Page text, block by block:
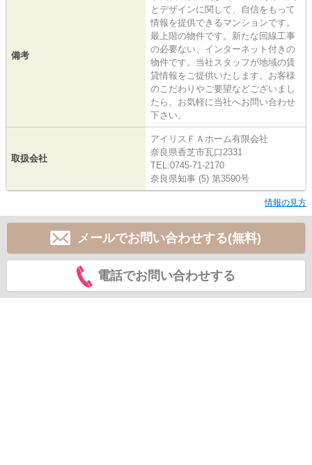
備考
とデザインに関して、自信をもって
情報を提供できるマンションです。
最上階の物件です。新たな回線工事
の必要ない、インターネット付きの
物件です。当社スタッフが地域の賃
貸情報をご提供いたします。お客様
のこだわりやご要望などございまし
たら、お気軽に当社へお問い合わせ
下さい。
取扱会社
アイリスＦＡホーム有限会社
奈良県香芝市瓦口2331
TEL:0745-71-2170
奈良県知事 (5) 第3590号
情報の見方
メールでお問い合わせする(無料)
電話でお問い合わせする